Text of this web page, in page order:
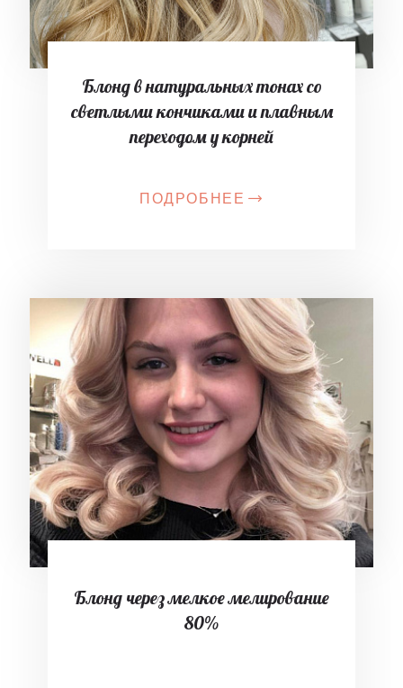
Блонд в натуральных тонах со
светлыми кончиками и плавным
переходом у корней
ПОДРОБНЕЕ
Блонд через мелкое мелирование
80%